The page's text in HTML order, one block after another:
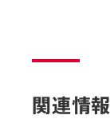
関連情報